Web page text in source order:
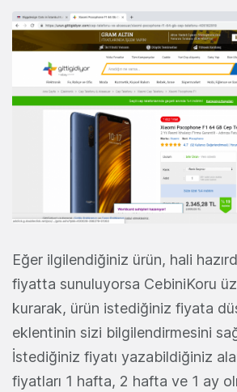
Eğer ilgilendiğiniz ürün, hali
fiyatta sunuluyorsa CebiniKoru
kurarak, ürün istediğiniz fiyata
eklentinin sizi bilgilendirmesini
İstediğiniz fiyatı yazabildiğiniz
fiyatları 1 hafta, 2 hafta ve 1 ay